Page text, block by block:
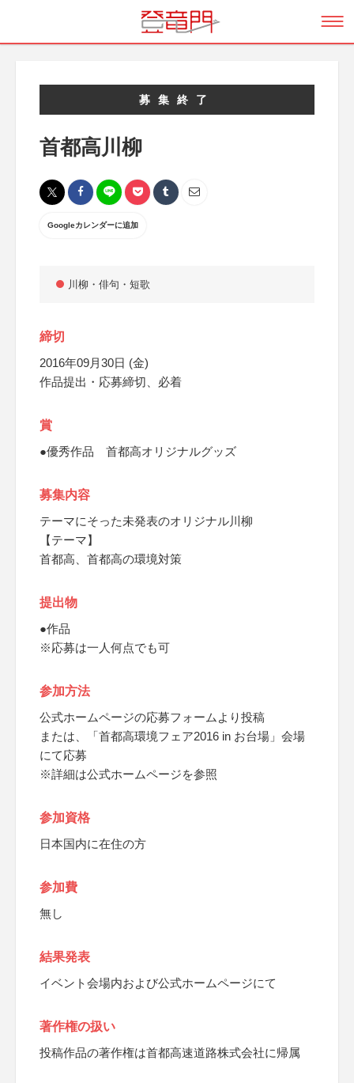
募集終了
首都高川柳
Googleカレンダーに追加
川柳・俳句・短歌
締切
2016年09月30日 (金)
作品提出・応募締切、必着
賞
●優秀作品 首都高オリジナルグッズ
募集内容
テーマにそった未発表のオリジナル川柳
【テーマ】
首都高、首都高の環境対策
提出物
●作品
※応募は一人何点でも可
参加方法
公式ホームページの応募フォームより投稿
または、「首都高環境フェア2016 in お台場」会場
にて応募
※詳細は公式ホームページを参照
参加資格
日本国内に在住の方
参加費
無し
結果発表
イベント会場内および公式ホームページにて
著作権の扱い
投稿作品の著作権は首都高速道路株式会社に帰属